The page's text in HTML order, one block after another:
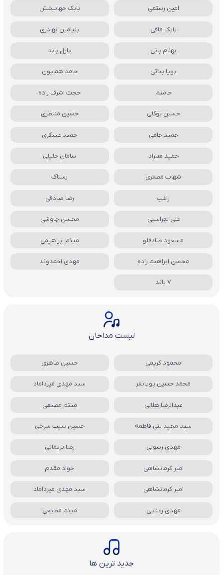
امین رستمی بابک جهانبخش
بابک مافی بنیامین بهادری
بهنام بانی پازل باند
پویا بیاتی حامد همایون
حامیم حجت اشرف زاده
حسین توکلی حسین منتظری
حمید حامی حمید عسکری
حمید هیراد سامان جلیلی
شهاب مظفری رستاک
راغب رضا صادقی
علی لهراسبی محسن چاوشی
مسعود صادقلو میثم ابراهیمی
محسن ابراهیم زاده مهدی احمدوند
7 باند
لیست مداحان
محمود کریمی حسین طاهری
محمد حسین پویانفر سید مهدی میرداماد
عبدالرضا هلالی میثم مطیعی
سید مجید بنی فاطمه حسین سیب سرخی
مهدی رسولی رضا نریمانی
امیر کرمانشاهی جواد مقدم
امیر کرمانشاهی سید مهدی میرداماد
مهدی رعنایی میثم مطیعی
جدید ترین ها